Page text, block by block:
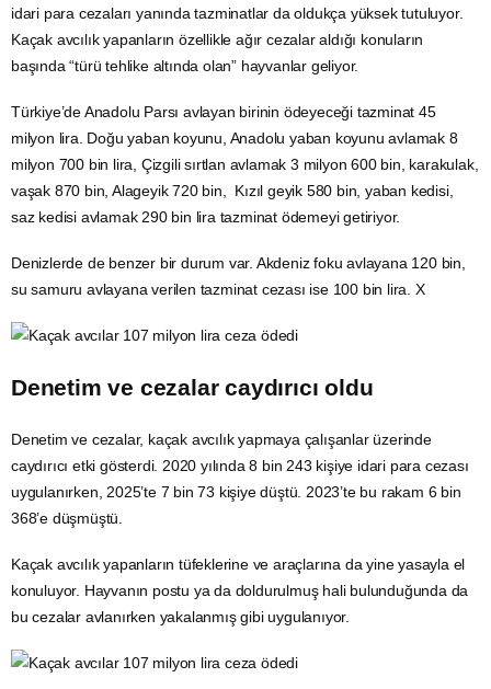
idari para cezaları yanında tazminatlar da oldukça yüksek tutuluyor.
Kaçak avcılık yapanların özellikle ağır cezalar aldığı konuların
başında “türü tehlike altında olan” hayvanlar geliyor.
Türkiye’de Anadolu Parsı avlayan birinin ödeyeceği tazminat 45
milyon lira. Doğu yaban koyunu, Anadolu yaban koyunu avlamak 8
milyon 700 bin lira, Çizgili sırtlan avlamak 3 milyon 600 bin, karakulak,
vaşak 870 bin, Alageyik 720 bin, Kızıl geyik 580 bin, yaban kedisi,
saz kedisi avlamak 290 bin lira tazminat ödemeyi getiriyor.
Denizlerde de benzer bir durum var. Akdeniz foku avlayana 120 bin,
su samuru avlayana verilen tazminat cezası ise 100 bin lira. X
Denetim ve cezalar caydırıcı oldu
Denetim ve cezalar, kaçak avcılık yapmaya çalışanlar üzerinde
caydırıcı etki gösterdi. 2020 yılında 8 bin 243 kişiye idari para cezası
uygulanırken, 2025’te 7 bin 73 kişiye düştü. 2023’te bu rakam 6 bin
368’e düşmüştü.
Kaçak avcılık yapanların tüfeklerine ve araçlarına da yine yasayla el
konuluyor. Hayvanın postu ya da doldurulmuş hali bulunduğunda da
bu cezalar avlanırken yakalanmış gibi uygulanıyor.